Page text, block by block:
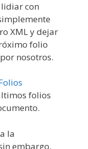
con
XML y dejar
folio
nosotros.
folios
la
embargo,